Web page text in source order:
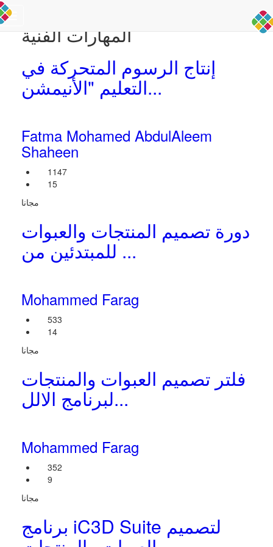
Toggle
navigation
المهارات الفنية
إنتاج الرسوم المتحركة في
التعليم "الأنيمشن...
Fatma Mohamed AbdulAleem
Shaheen
1147
15
مجانا
دورة تصميم المنتجات والعبوات
للمبتدئين من ...
Mohammed Farag
533
14
مجانا
فلتر تصميم العبوات والمنتجات
لبرنامج الالل...
Mohammed Farag
352
9
مجانا
برنامج iC3D Suite لتصميم